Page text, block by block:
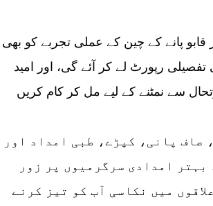
قابو پانے کے چین کے عملی تجربے کو بھی
تفصیلی رپورٹ لے کر آئے گی، اور امید
سے نمٹنے کے لیے مل کر کام کریں
صاف پانی، کپڑے، طبی امداد اور
امدادی سرگرمیوں پر زور
میں نکاسی آب کو تیز کرنے